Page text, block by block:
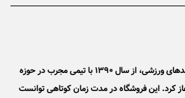
اسپرت برند، فروشگاه تخصصی برندهای ورزشی، از سال 1390 با تیمی مجرب در حوزه
کرد. این فروشگاه در مدت زمان کوتاهی توانست